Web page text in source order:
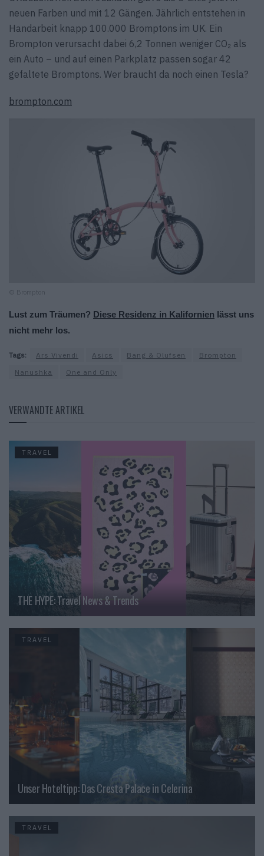
neuen Farben und mit 12 Gängen. Jährlich entstehen in
Handarbeit knapp 100.000 Bromptons im UK. Ein
Brompton verursacht dabei 6,2 Tonnen weniger CO₂ als
ein Auto – und auf einen Parkplatz passen sogar 42
gefaltete Bromptons. Wer braucht da noch einen Tesla?
brompton.com
© Brompton
Lust zum Träumen? Diese Residenz in Kalifornien lässt uns
nicht mehr los.
Tags: Ars Vivendi Asics Bang & Olufsen
Brompton
Nanushka
One and Only
VERWANDTE ARTIKEL
TRAVEL
THE HYPE: Travel News & Trends
TRAVEL
Unser Hoteltipp: Das Cresta Palace in Celerina
TRAVEL